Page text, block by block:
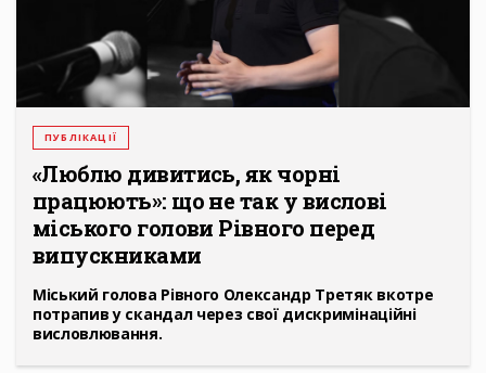
ПУБЛІКАЦІЇ
«Люблю дивитись, як чорні
працюють»: що не так у вислові
міського голови Рівного перед
випускниками
Міський голова Рівного Олександр Третяк вкотре
потрапив у скандал через свої дискримінаційні
висловлювання.